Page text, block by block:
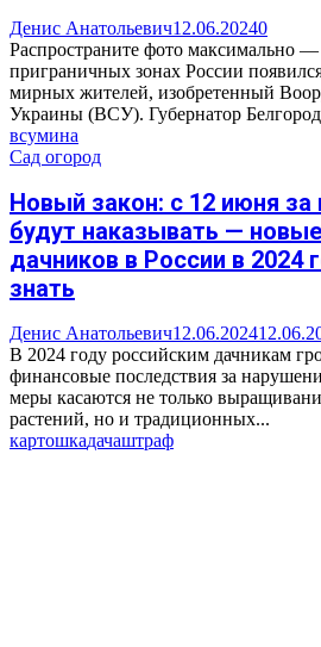
Денис Анатольевич12.06.20240
Распространите фото максимально
приграничных зонах России
мирных жителей, изобретенный
Украины (ВСУ). Губернатор
всумина
Сад огород
Новый закон: с 12 июня за
будут наказывать —
дачников в России в 2024
знать
Денис Анатольевич12.06.2024
В 2024 году российским дачникам
финансовые последствия за
меры касаются не только
растений, но и традиционных...
картошкадачаштраф